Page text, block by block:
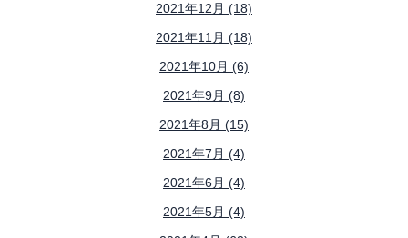
2021年12月 (18)
2021年11月 (18)
2021年10月 (6)
2021年9月 (8)
2021年8月 (15)
2021年7月 (4)
2021年6月 (4)
2021年5月 (4)